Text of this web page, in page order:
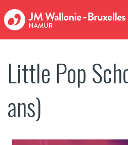
Little Pop
ans)